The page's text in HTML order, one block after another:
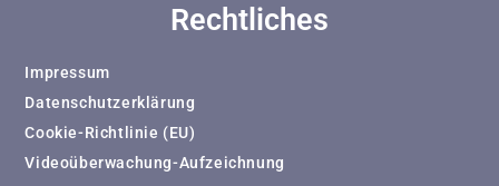
Rechtliches
Impressum
Datenschutzerklärung
Cookie-Richtlinie (EU)
Videoüberwachung-Aufzeichnung